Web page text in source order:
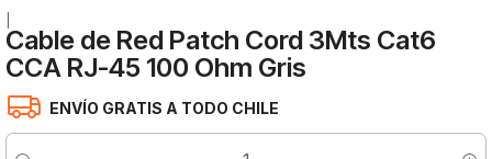
Cable de Red Patch Cord 3Mts Cat6
CCA RJ-45 100 Ohm Gris
ENVÍO GRATIS A TODO CHILE